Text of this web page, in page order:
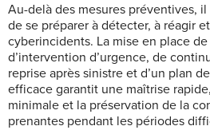
Au-delà des mesures préventives,
de se préparer à détecter, à réagir
cyberincidents. La mise en place
d’intervention d’urgence, de
reprise après sinistre et d’un plan
efficace garantit une maîtrise
minimale et la préservation de la
prenantes pendant les périodes